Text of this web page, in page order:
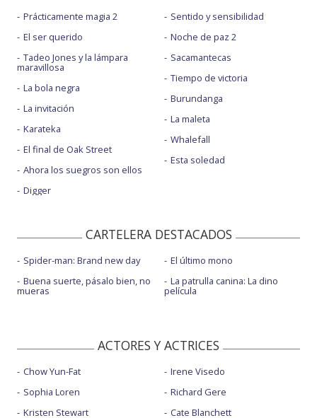
Prácticamente magia 2
El ser querido
Tadeo Jones y la lámpara
maravillosa
La bola negra
La invitación
Karateka
El final de Oak Street
Ahora los suegros son ellos
Digger
Sentido y sensibilidad
Noche de paz 2
Sacamantecas
Tiempo de victoria
Burundanga
La maleta
Whalefall
Esta soledad
CARTELERA DESTACADOS
Spider-man: Brand new day
Buena suerte, pásalo bien, no
mueras
El último mono
La patrulla canina: La dino
película
ACTORES Y ACTRICES
Chow Yun-Fat
Sophia Loren
Kristen Stewart
Irene Visedo
Richard Gere
Cate Blanchett